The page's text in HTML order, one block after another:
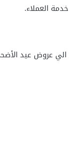
العملاء.